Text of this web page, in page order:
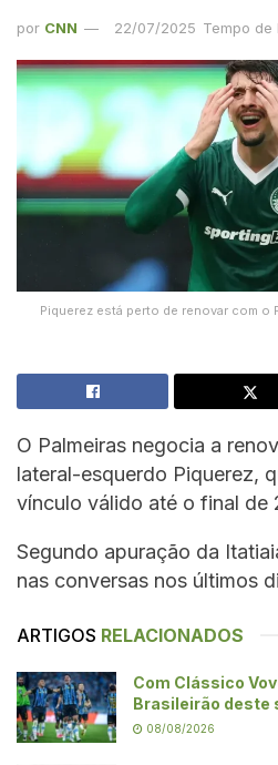
por CNN 22/07/2025 Tempo de
Piquerez está perto de renovar com o
O Palmeiras negocia a
lateral-esquerdo Piquerez,
vínculo válido até o final de
Segundo apuração da
nas conversas nos últimos
ARTIGOS RELACIONADOS
Com Clássico
Brasileirão deste
08/08/2026